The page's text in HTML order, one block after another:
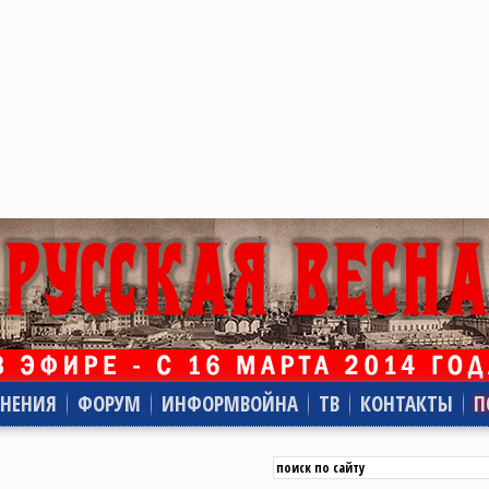
ФОРУМ ИНФОРМВОЙНА ТВ КОНТАКТЫ